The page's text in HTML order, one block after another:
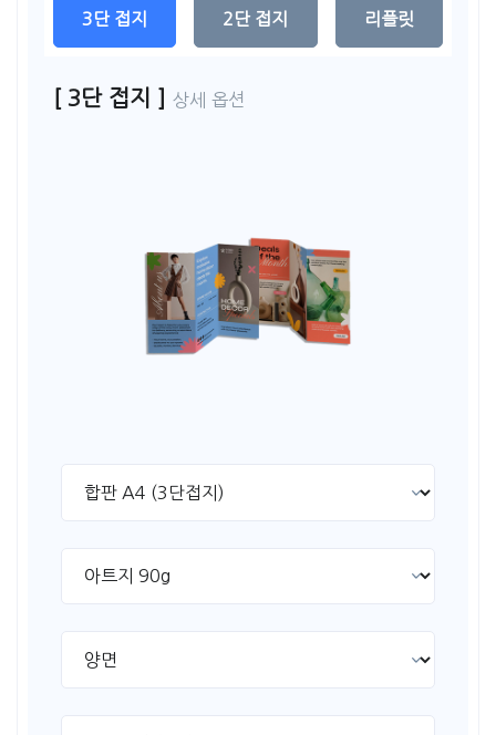
3단 접지 2단 접지 리플릿
[ 3단 접지 ] 상세 옵션